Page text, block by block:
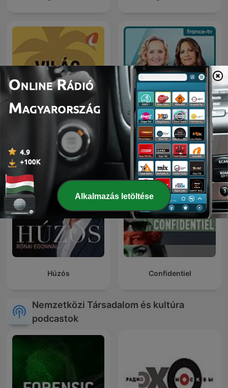
Világszám - InfoRádió -
Infostart.hu
C dans l'air
Húzós Confidentiel
Nemzetközi Társadalom és kultúra
podcastok
Alkalmazás letöltése